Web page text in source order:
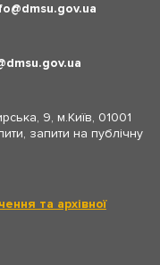
dmsu.gov.ua
dmsu.gov.ua
9, м.Київ, 01001
запити на публічну
та архівної